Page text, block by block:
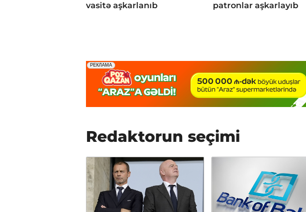
vasitə aşkarlanıb
patronlar aşkarlayıb
Redaktorun seçimi